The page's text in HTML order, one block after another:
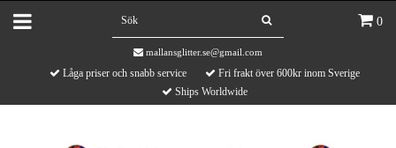
0
mallansglitter.se@gmail.com
Låga priser och snabb service
Fri frakt över 600kr inom Sverige
Ships Worldwide